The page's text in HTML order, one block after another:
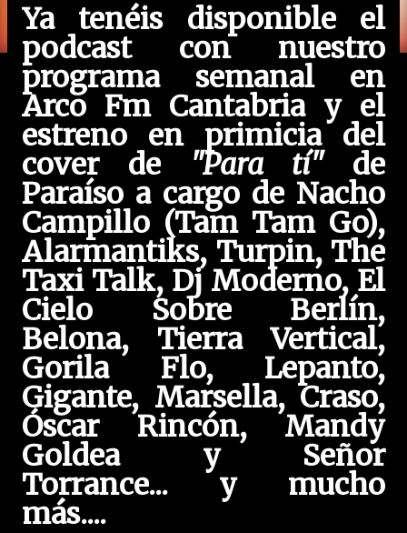
Ya tenéis disponible el
podcast con nuestro
programa semanal en
Arco Fm Cantabria y el
estreno en primicia del
cover de "Para tí" de
Paraíso a cargo de Nacho
Campillo (Tam Tam Go),
Alarmantiks, Turpin, The
Taxi Talk, Dj Moderno, El
Cielo Sobre Berlín,
Belona, Tierra Vertical,
Gorila Flo, Lepanto,
Gigante, Marsella, Craso,
Óscar Rincón, Mandy
Goldea y Señor
Torrance... y mucho
más....